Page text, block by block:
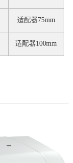
适配器75mm
适配器100mm